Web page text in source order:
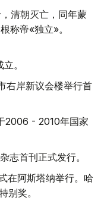
清朝灭亡，同年蒙
称帝«独立»。
。
右岸新议会楼举行首
2006 - 2010年国家
志首刊正式发行。
在阿斯塔纳举行。哈
别奖。